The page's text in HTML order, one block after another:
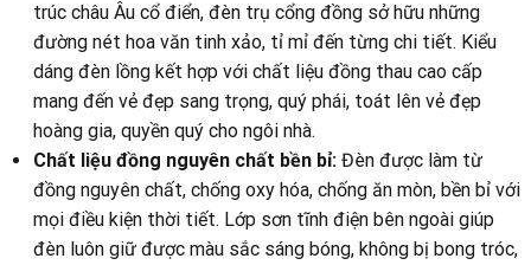
trúc châu Âu cổ điển, đèn trụ cổng đồng sở hữu những
đường nét hoa văn tinh xảo, tỉ mỉ đến từng chi tiết. Kiểu
dáng đèn lồng kết hợp với chất liệu đồng thau cao cấp
mang đến vẻ đẹp sang trọng, quý phái, toát lên vẻ đẹp
hoàng gia, quyền quý cho ngôi nhà.
Chất liệu đồng nguyên chất bền bỉ: Đèn được làm từ
đồng nguyên chất, chống oxy hóa, chống ăn mòn, bền bỉ với
mọi điều kiện thời tiết. Lớp sơn tĩnh điện bên ngoài giúp
đèn luôn giữ được màu sắc sáng bóng, không bị bong tróc,